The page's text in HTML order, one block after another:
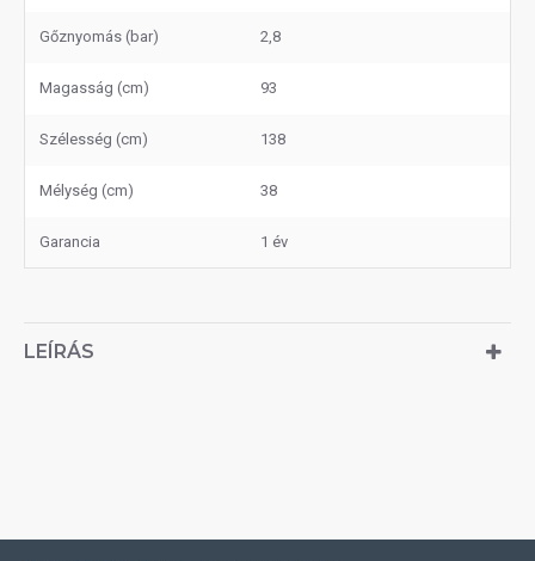
Gőznyomás (bar) 2,8
Magasság (cm) 93
Szélesség (cm) 138
Mélység (cm) 38
Garancia 1 év
LEÍRÁS